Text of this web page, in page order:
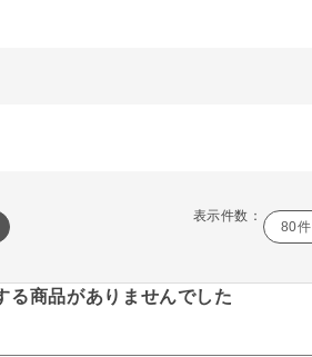
表示件数：
80件
る商品がありませんでした